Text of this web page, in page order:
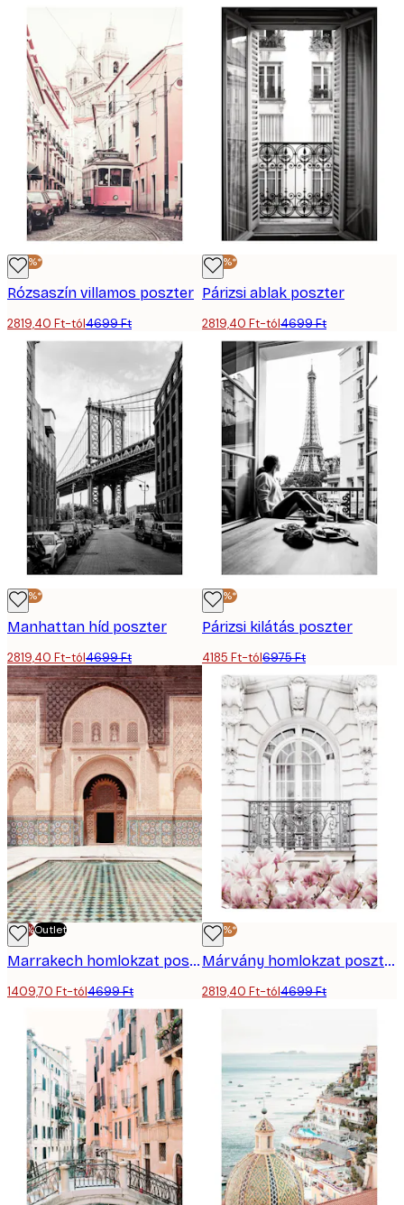
-40%*
Rózsaszín villamos poszter
2819,40 Ft-tól4699 Ft
-40%*
Párizsi ablak poszter
2819,40 Ft-tól4699 Ft
-40%*
Manhattan híd poszter
2819,40 Ft-tól4699 Ft
-40%*
Párizsi kilátás poszter
4185 Ft-tól6975 Ft
-70%Outlet
Marrakech homlokzat poszter
1409,70 Ft-tól4699 Ft
-40%*
Márvány homlokzat poszter
2819,40 Ft-tól4699 Ft